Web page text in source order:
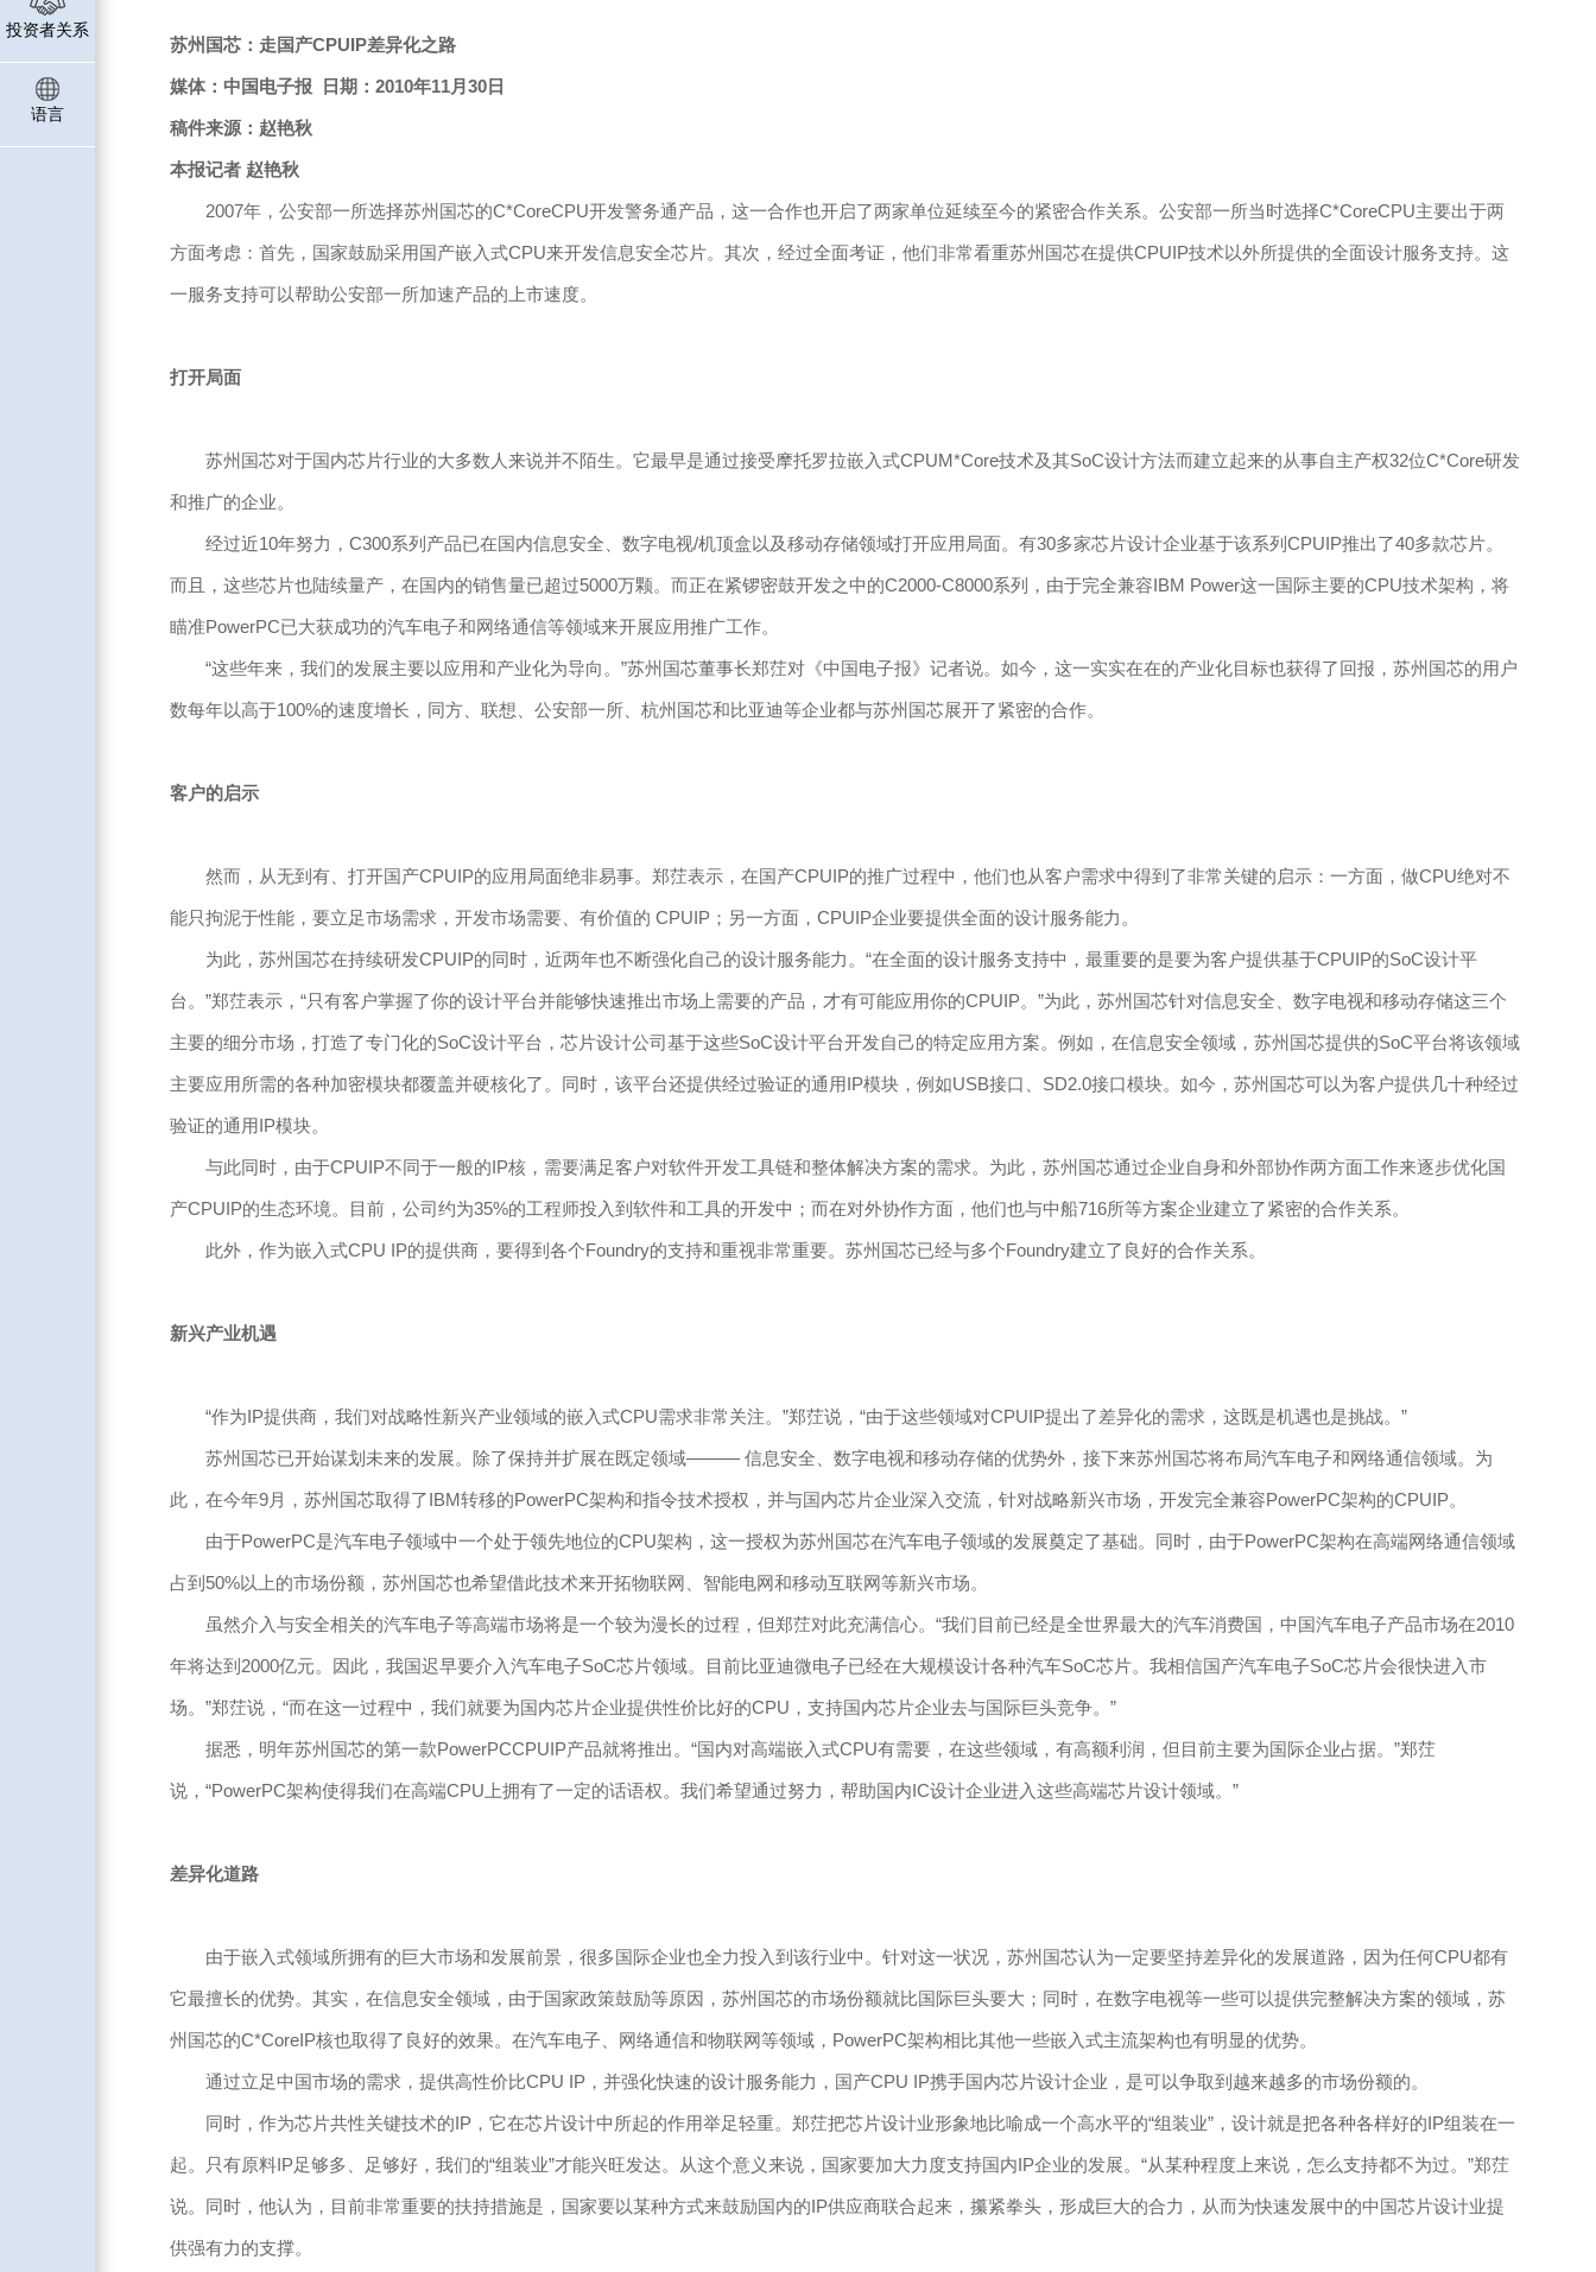
投资者关系
语言
苏州国芯：走国产CPUIP差异化之路
媒体：中国电子报 日期：2010年11月30日
稿件来源：赵艳秋
本报记者 赵艳秋
2007年，公安部一所选择苏州国芯的C*CoreCPU开发警务通产品，这一合作也开启了两家单位延续至今的紧密合作关系。公安部一所当时选择C*CoreCPU主要出于两
方面考虑：首先，国家鼓励采用国产嵌入式CPU来开发信息安全芯片。其次，经过全面考证，他们非常看重苏州国芯在提供CPUIP技术以外所提供的全面设计服务支持。这
一服务支持可以帮助公安部一所加速产品的上市速度。
打开局面
苏州国芯对于国内芯片行业的大多数人来说并不陌生。它最早是通过接受摩托罗拉嵌入式CPUM*Core技术及其SoC设计方法而建立起来的从事自主产权32位C*Core研发
和推广的企业。
经过近10年努力，C300系列产品已在国内信息安全、数字电视/机顶盒以及移动存储领域打开应用局面。有30多家芯片设计企业基于该系列CPUIP推出了40多款芯片。
而且，这些芯片也陆续量产，在国内的销售量已超过5000万颗。而正在紧锣密鼓开发之中的C2000-C8000系列，由于完全兼容IBM Power这一国际主要的CPU技术架构，将
瞄准PowerPC已大获成功的汽车电子和网络通信等领域来开展应用推广工作。
“这些年来，我们的发展主要以应用和产业化为导向。”苏州国芯董事长郑茳对《中国电子报》记者说。如今，这一实实在在的产业化目标也获得了回报，苏州国芯的用户
数每年以高于100%的速度增长，同方、联想、公安部一所、杭州国芯和比亚迪等企业都与苏州国芯展开了紧密的合作。
客户的启示
然而，从无到有、打开国产CPUIP的应用局面绝非易事。郑茳表示，在国产CPUIP的推广过程中，他们也从客户需求中得到了非常关键的启示：一方面，做CPU绝对不
能只拘泥于性能，要立足市场需求，开发市场需要、有价值的 CPUIP；另一方面，CPUIP企业要提供全面的设计服务能力。
为此，苏州国芯在持续研发CPUIP的同时，近两年也不断强化自己的设计服务能力。“在全面的设计服务支持中，最重要的是要为客户提供基于CPUIP的SoC设计平
台。”郑茳表示，“只有客户掌握了你的设计平台并能够快速推出市场上需要的产品，才有可能应用你的CPUIP。”为此，苏州国芯针对信息安全、数字电视和移动存储这三个
主要的细分市场，打造了专门化的SoC设计平台，芯片设计公司基于这些SoC设计平台开发自己的特定应用方案。例如，在信息安全领域，苏州国芯提供的SoC平台将该领域
主要应用所需的各种加密模块都覆盖并硬核化了。同时，该平台还提供经过验证的通用IP模块，例如USB接口、SD2.0接口模块。如今，苏州国芯可以为客户提供几十种经过
验证的通用IP模块。
与此同时，由于CPUIP不同于一般的IP核，需要满足客户对软件开发工具链和整体解决方案的需求。为此，苏州国芯通过企业自身和外部协作两方面工作来逐步优化国
产CPUIP的生态环境。目前，公司约为35%的工程师投入到软件和工具的开发中；而在对外协作方面，他们也与中船716所等方案企业建立了紧密的合作关系。
此外，作为嵌入式CPU IP的提供商，要得到各个Foundry的支持和重视非常重要。苏州国芯已经与多个Foundry建立了良好的合作关系。
新兴产业机遇
“作为IP提供商，我们对战略性新兴产业领域的嵌入式CPU需求非常关注。”郑茳说，“由于这些领域对CPUIP提出了差异化的需求，这既是机遇也是挑战。”
苏州国芯已开始谋划未来的发展。除了保持并扩展在既定领域——— 信息安全、数字电视和移动存储的优势外，接下来苏州国芯将布局汽车电子和网络通信领域。为
此，在今年9月，苏州国芯取得了IBM转移的PowerPC架构和指令技术授权，并与国内芯片企业深入交流，针对战略新兴市场，开发完全兼容PowerPC架构的CPUIP。
由于PowerPC是汽车电子领域中一个处于领先地位的CPU架构，这一授权为苏州国芯在汽车电子领域的发展奠定了基础。同时，由于PowerPC架构在高端网络通信领域
占到50%以上的市场份额，苏州国芯也希望借此技术来开拓物联网、智能电网和移动互联网等新兴市场。
虽然介入与安全相关的汽车电子等高端市场将是一个较为漫长的过程，但郑茳对此充满信心。“我们目前已经是全世界最大的汽车消费国，中国汽车电子产品市场在2010
年将达到2000亿元。因此，我国迟早要介入汽车电子SoC芯片领域。目前比亚迪微电子已经在大规模设计各种汽车SoC芯片。我相信国产汽车电子SoC芯片会很快进入市
场。”郑茳说，“而在这一过程中，我们就要为国内芯片企业提供性价比好的CPU，支持国内芯片企业去与国际巨头竞争。”
据悉，明年苏州国芯的第一款PowerPCCPUIP产品就将推出。“国内对高端嵌入式CPU有需要，在这些领域，有高额利润，但目前主要为国际企业占据。”郑茳
说，“PowerPC架构使得我们在高端CPU上拥有了一定的话语权。我们希望通过努力，帮助国内IC设计企业进入这些高端芯片设计领域。”
差异化道路
由于嵌入式领域所拥有的巨大市场和发展前景，很多国际企业也全力投入到该行业中。针对这一状况，苏州国芯认为一定要坚持差异化的发展道路，因为任何CPU都有
它最擅长的优势。其实，在信息安全领域，由于国家政策鼓励等原因，苏州国芯的市场份额就比国际巨头要大；同时，在数字电视等一些可以提供完整解决方案的领域，苏
州国芯的C*CoreIP核也取得了良好的效果。在汽车电子、网络通信和物联网等领域，PowerPC架构相比其他一些嵌入式主流架构也有明显的优势。
通过立足中国市场的需求，提供高性价比CPU IP，并强化快速的设计服务能力，国产CPU IP携手国内芯片设计企业，是可以争取到越来越多的市场份额的。
同时，作为芯片共性关键技术的IP，它在芯片设计中所起的作用举足轻重。郑茳把芯片设计业形象地比喻成一个高水平的“组装业”，设计就是把各种各样好的IP组装在一
起。只有原料IP足够多、足够好，我们的“组装业”才能兴旺发达。从这个意义来说，国家要加大力度支持国内IP企业的发展。“从某种程度上来说，怎么支持都不为过。”郑茳
说。同时，他认为，目前非常重要的扶持措施是，国家要以某种方式来鼓励国内的IP供应商联合起来，攥紧拳头，形成巨大的合力，从而为快速发展中的中国芯片设计业提
供强有力的支撑。